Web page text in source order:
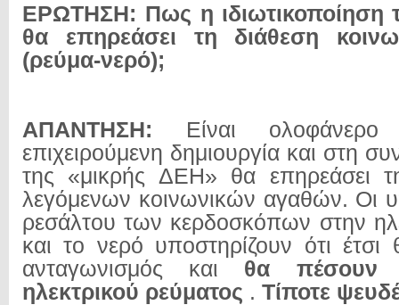
ΕΡΩΤΗΣΗ: Πως η ιδιωτικοποίηση
θα επηρεάσει τη διάθεση
(ρεύμα-νερό);
ΑΠΑΝΤΗΣΗ: Είναι
επιχειρούμενη δημιουργία και στη
της «μικρής ΔΕΗ» θα επηρεάσει
λεγόμενων κοινωνικών αγαθών. Οι
ρεσάλτου των κερδοσκόπων στην
και το νερό υποστηρίζουν ότι έτσι
ανταγωνισμός και θα πέσουν
ηλεκτρικού ρεύματος . Τίποτε